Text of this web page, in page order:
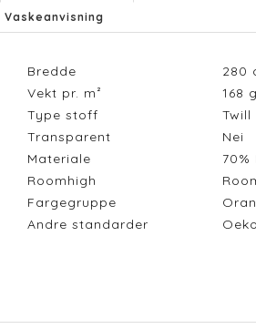
Vaskeanvisning
Bredde 280
Vekt pr. m²
168 g
Type stoff
Twill
Transparent
Nei
Materiale
70%
Roomhigh
Fargegruppe
Andre standarder